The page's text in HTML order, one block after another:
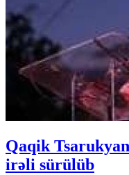
Qaqik
irəli sürülüb